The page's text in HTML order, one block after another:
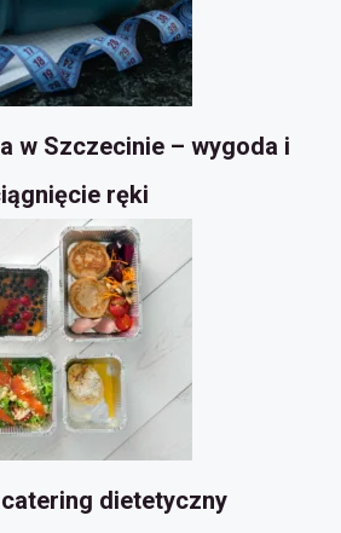
w Szczecinie – wygoda i
ręki
dietetyczny